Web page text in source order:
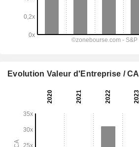
Evolution Valeur d'Entreprise / CA